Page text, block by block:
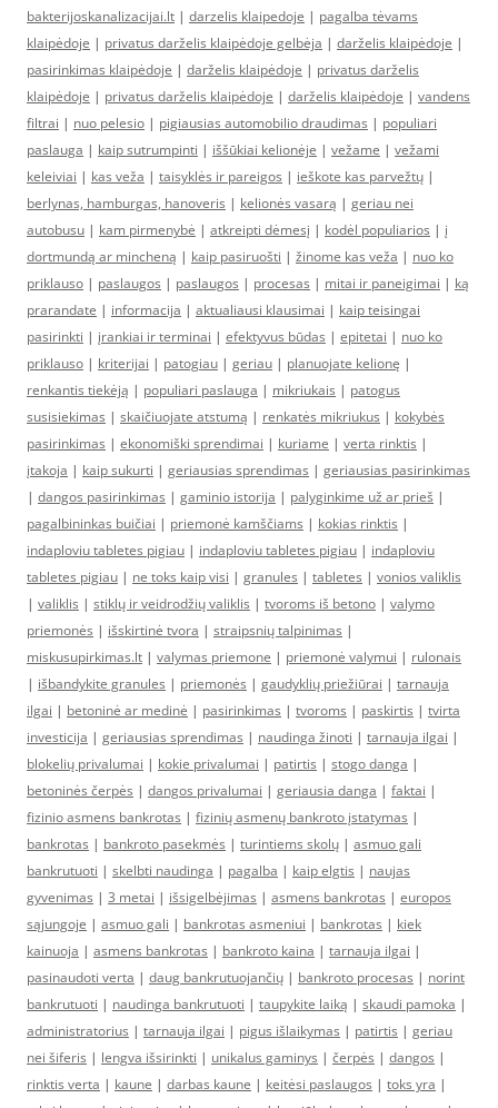
bakterijoskanalizacijai.lt | darzelis klaipedoje | pagalba tėvams
klaipėdoje | privatus darželis klaipėdoje gelbėja | darželis klaipėdoje |
pasirinkimas klaipėdoje | darželis klaipėdoje | privatus darželis
klaipėdoje | privatus darželis klaipėdoje | darželis klaipėdoje | vandens
filtrai | nuo pelesio | pigiausias automobilio draudimas | populiari
paslauga | kaip sutrumpinti | iššūkiai kelionėje | vežame | vežami
keleiviai | kas veža | taisyklės ir pareigos | ieškote kas parvežtų |
berlynas, hamburgas, hanoveris | kelionės vasarą | geriau nei
autobusu | kam pirmenybė | atkreipti dėmesį | kodėl populiarios | į
dortmundą ar mincheną | kaip pasiruošti | žinome kas veža | nuo ko
priklauso | paslaugos | paslaugos | procesas | mitai ir paneigimai | ką
prarandate | informacija | aktualiausi klausimai | kaip teisingai
pasirinkti | įrankiai ir terminai | efektyvus būdas | epitetai | nuo ko
priklauso | kriterijai | patogiau | geriau | planuojate kelionę |
renkantis tiekėją | populiari paslauga | mikriukais | patogus
susisiekimas | skaičiuojate atstumą | renkatės mikriukus | kokybės
pasirinkimas | ekonomiški sprendimai | kuriame | verta rinktis |
įtakoja | kaip sukurti | geriausias sprendimas | geriausias pasirinkimas
| dangos pasirinkimas | gaminio istorija | palyginkime už ar prieš |
pagalbininkas buičiai | priemonė kamščiams | kokias rinktis |
indaploviu tabletes pigiau | indaploviu tabletes pigiau | indaploviu
tabletes pigiau | ne toks kaip visi | granules | tabletes | vonios valiklis
| valiklis | stiklų ir veidrodžių valiklis | tvoroms iš betono | valymo
priemonės | išskirtinė tvora | straipsnių talpinimas |
miskusupirkimas.lt | valymas priemone | priemonė valymui | rulonais
| išbandykite granules | priemonės | gaudyklių priežiūrai | tarnauja
ilgai | betoninė ar medinė | pasirinkimas | tvoroms | paskirtis | tvirta
investicija | geriausias sprendimas | naudinga žinoti | tarnauja ilgai |
blokelių privalumai | kokie privalumai | patirtis | stogo danga |
betoninės čerpės | dangos privalumai | geriausia danga | faktai |
fizinio asmens bankrotas | fizinių asmenų bankroto įstatymas |
bankrotas | bankroto pasekmės | turintiems skolų | asmuo gali
bankrutuoti | skelbti naudinga | pagalba | kaip elgtis | naujas
gyvenimas | 3 metai | išsigelbėjimas | asmens bankrotas | europos
sąjungoje | asmuo gali | bankrotas asmeniui | bankrotas | kiek
kainuoja | asmens bankrotas | bankroto kaina | tarnauja ilgai |
pasinaudoti verta | daug bankrutuojančių | bankroto procesas | norint
bankrutuoti | naudinga bankrutuoti | taupykite laiką | skaudi pamoka |
administratorius | tarnauja ilgai | pigus išlaikymas | patirtis | geriau
nei šiferis | lengva išsirinkti | unikalus gaminys | čerpės | dangos |
rinktis verta | kaune | darbas kaune | keitėsi paslaugos | toks yra |